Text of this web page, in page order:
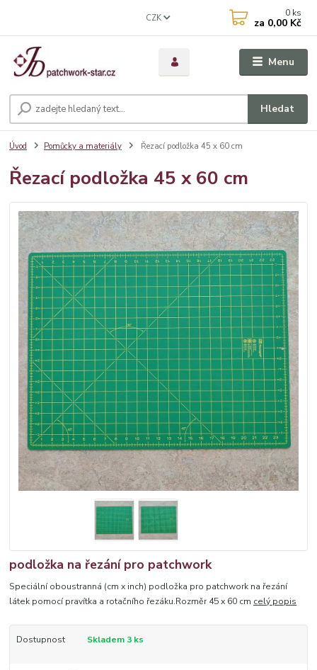
Menu
CZK
Hledat
0 ks
za 0,00 Kč
Úvod Pomůcky a materiály Řezací podložka 45 x 60 cm
Řezací podložka 45 x 60 cm
podložka na řezání pro patchwork
Speciální oboustranná (cm x inch) podložka pro patchwork na řezání
látek pomocí pravítka a rotačního řezáku.Rozměr 45 x 60 cm celý popis
Dostupnost Skladem 3 ks